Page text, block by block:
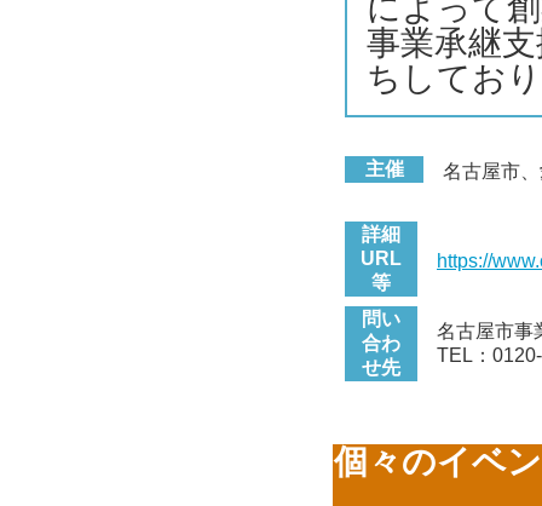
によって
事業承継
ちしてお
主催 名古屋市
詳細
URL
等
https://
問い
合わ
せ先
名古屋市事
TEL：
個々のイベ